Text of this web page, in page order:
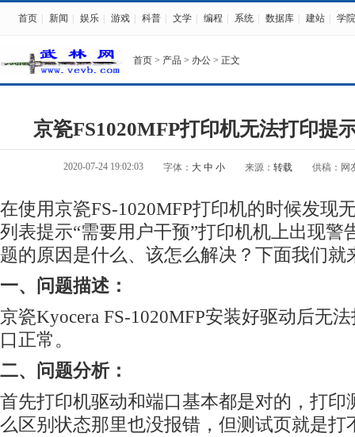
首页 新闻 娱乐 游戏 科普 文学 编程 系统 数据库 建站 学院
首页 > 产品 > 办公 > 正文
京瓷FS1020MFP打印机无法打印提
2020-07-24 19:02:03 字体： 大 中 小 来源： 转载 供稿：网
在使用京瓷FS-1020MFP打印机的时候发现
列表提示“需要用户干预”打印机机上出现警
题的原因是什么、该怎么解决？下面我们就
一、问题描述：
京瓷Kyocera FS-1020MFP安装好驱动后无
口正常。
二、问题分析：
首先打印机驱动和端口基本都是对的，打印
么区别状态那里也没报错，但测试页就是打